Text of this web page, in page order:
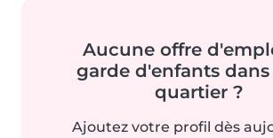
Aucune offre
garde d'enfants
quartier ?
Ajoutez votre profil dès